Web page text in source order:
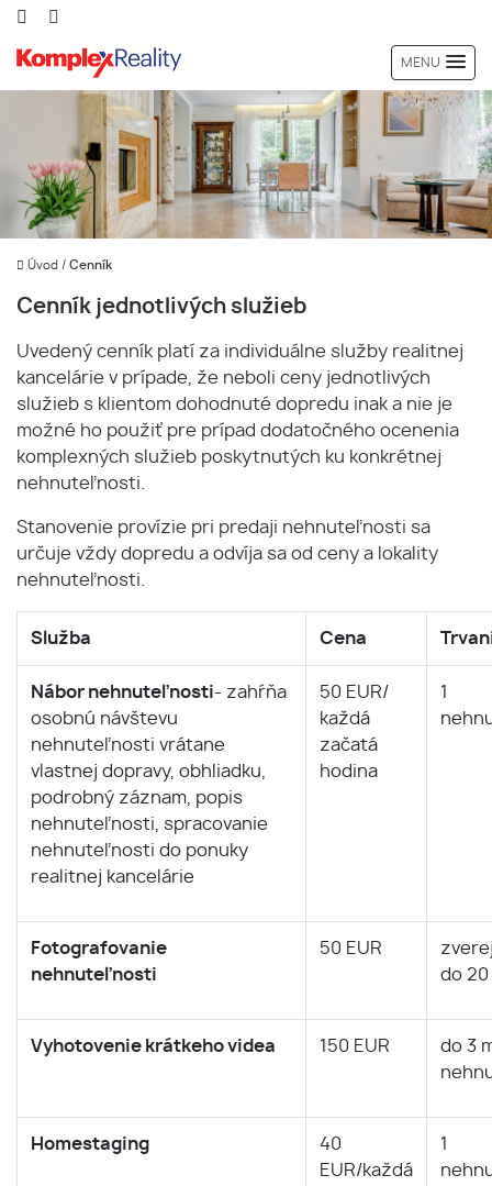
MENU
Úvod / Cenník
Cenník jednotlivých služieb
Uvedený cenník platí za individuálne služby realitnej
kancelárie v prípade, že neboli ceny jednotlivých
služieb s klientom dohodnuté dopredu inak a nie je
možné ho použiť pre prípad dodatočného ocenenia
komplexných služieb poskytnutých ku konkrétnej
nehnuteľnosti.
Stanovenie provízie pri predaji nehnuteľnosti sa
určuje vždy dopredu a odvíja sa od ceny a lokality
nehnuteľnosti.
Služba Cena
Nábor nehnuteľnosti- zahŕňa
osobnú návštevu
nehnuteľnosti vrátane
vlastnej dopravy, obhliadku,
podrobný záznam, popis
nehnuteľnosti, spracovanie
nehnuteľnosti do ponuky
realitnej kancelárie
50 EUR/
každá
začatá
hodina
1
Fotografovanie
nehnuteľnosti
50 EUR
do
Vyhotovenie krátkeho videa 150 EUR
do 3
Homestaging
40
EUR/každá
1